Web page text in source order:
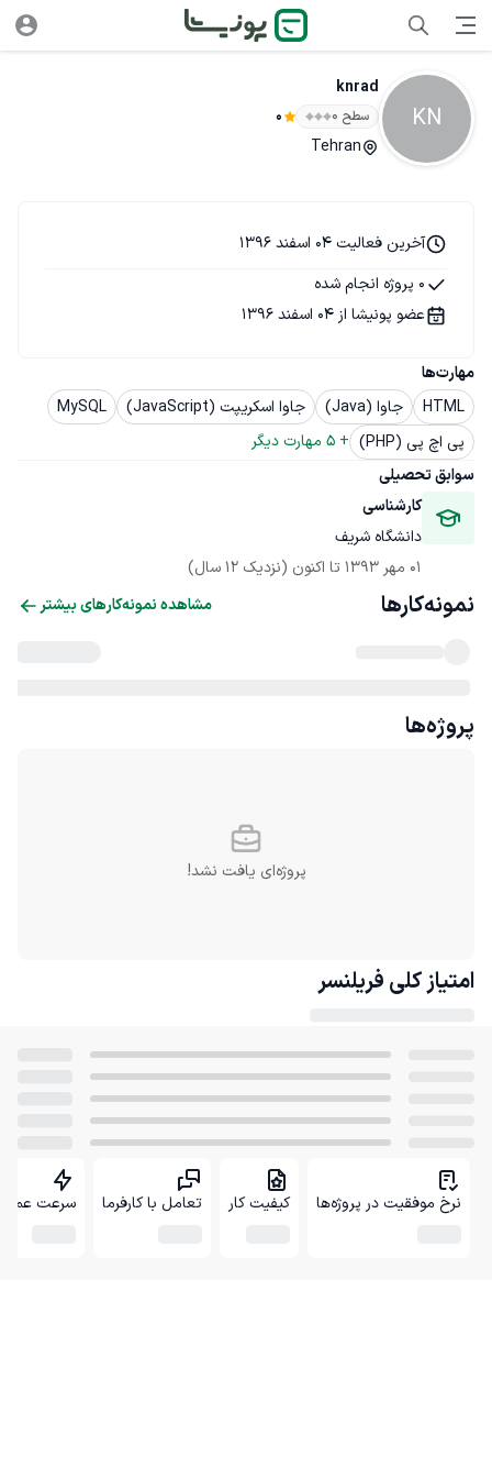
KN
knrad
سطح ۰ 0
Tehran
مهارت‌ها
HTML
جاوا (Java) جاوا اسکریپت (JavaScript)
MySQL
پی اچ پی (PHP)
+
5 مهارت دیگر
سوابق تحصیلی
کارشناسی
دانشگاه شریف
01 مهر 1393
تا اکنون (نزدیک 12 سال)
آخرین فعالیت 04 اسفند 1396
0 پروژه انجام شده
عضو پونیشا از 04 اسفند 1396
نمونه‌کارها مشاهده نمونه‌کارهای بیشتر
پروژه‌ها
پروژه‌ای یافت نشد!
امتیاز کلی فریلنسر
نرخ موفقیت در پروژه‌ها کیفیت کار تعامل با کارفرما سرعت عمل